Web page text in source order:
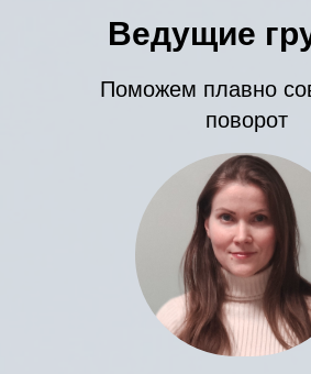
Ведущие
Поможем плавно
поворот